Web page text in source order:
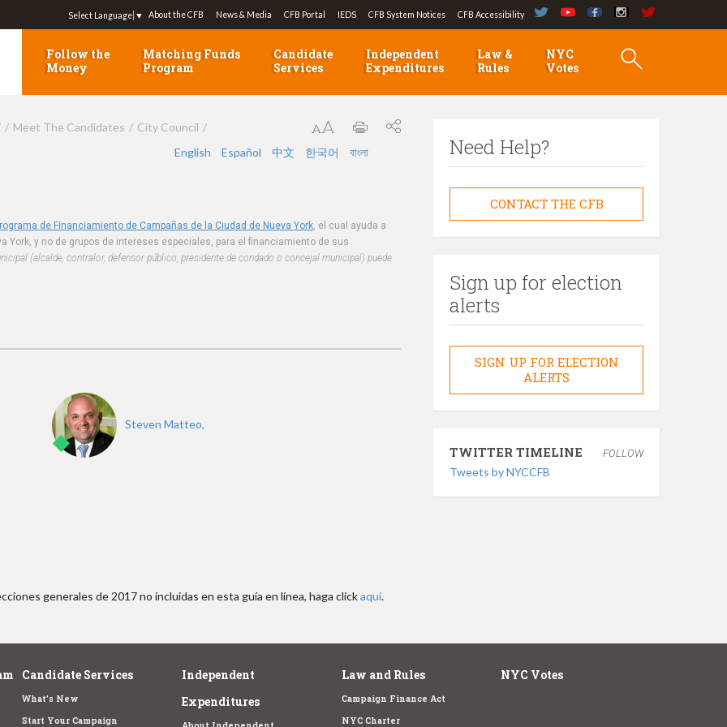
Jump to navigation
Select Language ▼ About the CFB News & Media CFB Portal IEDS CFB System Notices CFB Accessibility
Follow the
Money
Matching Funds
Program
Candidate
Services
Independent
Expenditures
Law &
Rules
NYC
Votes
Meet The Candidates
City Council
English
Español 中文 한국어 বাংলা
de Financiamiento de Campañas de la Ciudad de Nueva York, el cual ayuda a
York, y no de grupos de intereses especiales, para el financiamiento de sus
(alcalde, contralor, defensor público, presidente de condado o concejal municipal) puede
Steven Matteo,
generales de 2017 no incluidas en esta guía en línea, haga clickaquí.
Need Help?
CONTACT THE CFB
Sign up for election
alerts
SIGN UP FOR ELECTION
ALERTS
TWITTER TIMELINE FOLLOW
Tweets by NYCCFB
Candidate Services
What's New
Start Your Campaign
Independent
Expenditures
Law and Rules
Campaign Finance Act
NYC Charter
NYC Votes